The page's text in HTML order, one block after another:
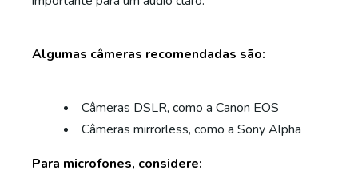
Algumas câmeras recomendadas são:
Câmeras DSLR, como a Canon EOS
Câmeras mirrorless, como a Sony Alpha
Para microfones, considere: